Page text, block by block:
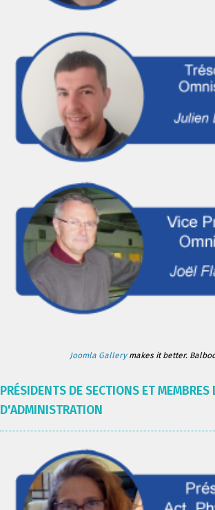
Joomla Gallerymakes it better.
PRÉSIDENTS DE SECTIONS ET MEMBRES
D'ADMINISTRATION